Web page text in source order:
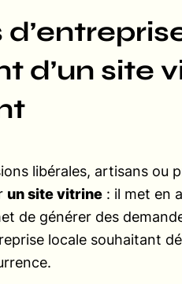
d’un site
libérales, artisans ou
un site vitrine : il met en
de générer des
locale souhaitant